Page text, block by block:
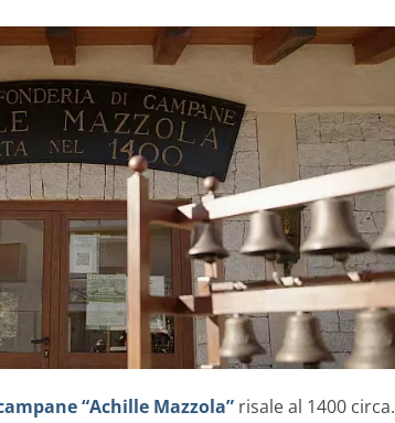
“Achille Mazzola” risale al 1400 circa.